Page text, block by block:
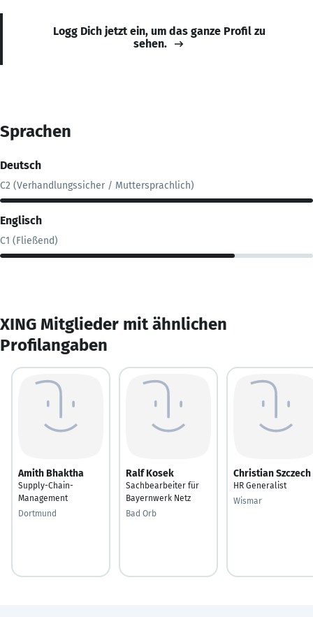
Logg Dich jetzt ein, um das ganze Profil zu
sehen.
Sprachen
Deutsch
C2 (Verhandlungssicher / Muttersprachlich)
Englisch
C1 (Fließend)
XING Mitglieder mit ähnlichen
Profilangaben
Amith Bhaktha
Supply-Chain-
Management
Dortmund
Ralf Kosek
Sachbearbeiter für
Bayernwerk Netz
Bad Orb
Christian Szczech
HR Generalist
Wismar